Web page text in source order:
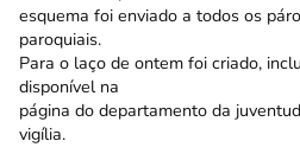
esquema foi enviado a todos os
paroquiais.
Para o laço de ontem foi criado,
disponível na
página do departamento da
vigília.